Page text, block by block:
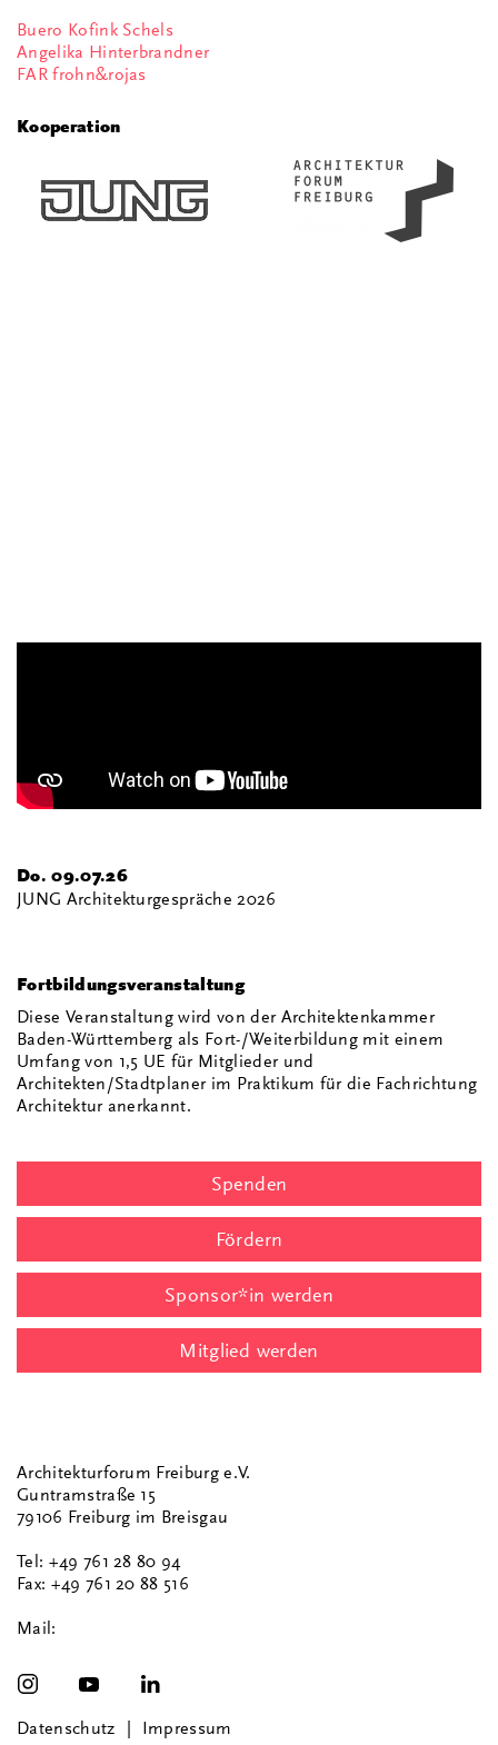
Buero Kofink Schels
Angelika Hinterbrandner
FAR frohn&rojas
Kooperation
Do. 09.07.26
JUNG Architekturgespräche 2026
Fortbildungsveranstaltung
Diese Veranstaltung wird von der Architektenkammer
Baden-Württemberg als Fort-/Weiterbildung mit einem
Umfang von 1,5 UE für Mitglieder und
Architekten/Stadtplaner im Praktikum für die Fachrichtung
Architektur anerkannt.
Spenden
Fördern
Sponsor*in werden
Mitglied werden
Architekturforum Freiburg e.V.
Guntramstraße 15
79106 Freiburg im Breisgau
Tel: +49 761 28 80 94
Fax: +49 761 20 88 516
Mail:
Datenschutz Impressum